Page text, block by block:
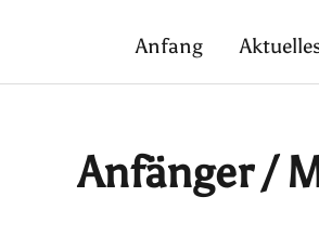
Anfang
Anfänger /